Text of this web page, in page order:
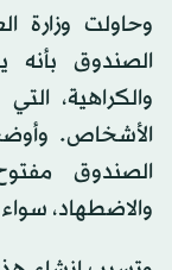
وحاولت وزارة
الصندوق بأنه
والكراهية،
الأشخاص.
الصندوق
والاضطهاد،